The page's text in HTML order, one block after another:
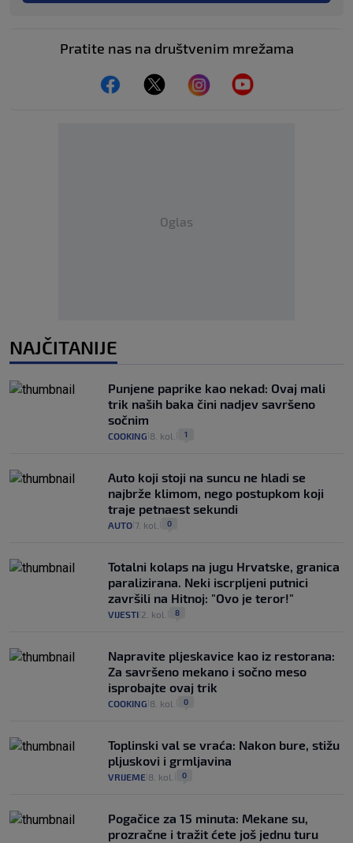
Pratite nas na društvenim mrežama
Oglas
NAJČITANIJE
Punjene paprike kao nekad: Ovaj mali
trik naših baka čini nadjev savršeno
sočnim
COOKING 8. kol. 1
Auto koji stoji na suncu ne hladi se
najbrže klimom, nego postupkom koji
traje petnaest sekundi
AUTO 7. kol. 0
Totalni kolaps na jugu Hrvatske, granica
paralizirana. Neki iscrpljeni putnici
završili na Hitnoj: "Ovo je teror!"
VIJESTI 2. kol. 8
Napravite pljeskavice kao iz restorana:
Za savršeno mekano i sočno meso
isprobajte ovaj trik
COOKING 8. kol. 0
Toplinski val se vraća: Nakon bure, stižu
pljuskovi i grmljavina
VRIJEME 8. kol. 0
Pogačice za 15 minuta: Mekane su,
prozračne i tražit ćete još jednu turu